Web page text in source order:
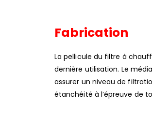
Fabrication
La pellicule du filtre à
dernière utilisation. Le
assurer un niveau de
étanchéité à l’épreuve de